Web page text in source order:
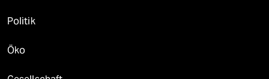
Politik
Öko